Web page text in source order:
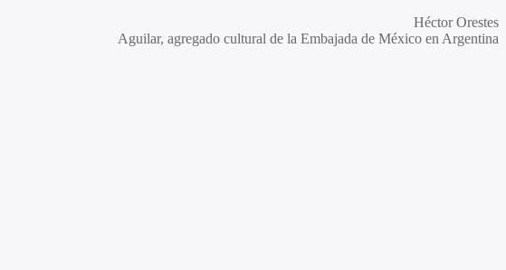
Héctor Orestes
Aguilar, agregado cultural de la Embajada de México en Argentina